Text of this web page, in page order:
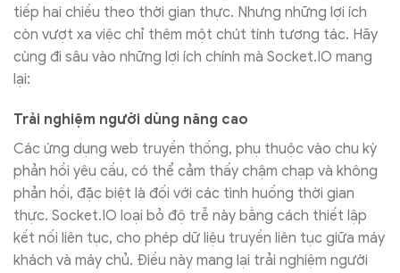
tiếp hai chiều theo thời gian thực. Nhưng những lợi ích
còn vượt xa việc chỉ thêm một chút tính tương tác. Hãy
cùng đi sâu vào những lợi ích chính mà Socket.IO mang
lại:
Trải nghiệm người dùng nâng cao
Các ứng dụng web truyền thống, phụ thuộc vào chu kỳ
phản hồi yêu cầu, có thể cảm thấy chậm chạp và không
phản hồi, đặc biệt là đối với các tình huống thời gian
thực. Socket.IO loại bỏ độ trễ này bằng cách thiết lập
kết nối liên tục, cho phép dữ liệu truyền liên tục giữa máy
khách và máy chủ. Điều này mang lại trải nghiệm người